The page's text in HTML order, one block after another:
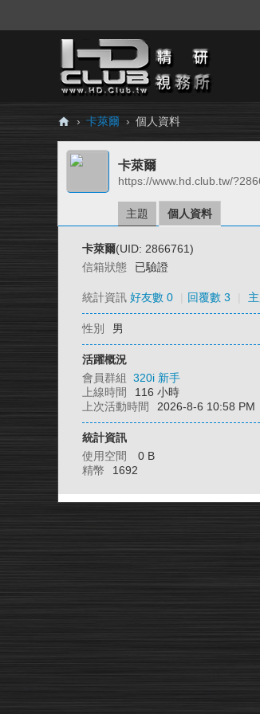
H
Cl
› 卡萊爾 › 個人資料
卡萊爾
https://www.hd.club.tw/
主題 個人資料
卡萊爾(UID: 2866761)
信箱狀態
已驗證
統計資訊 好友數 0 回覆數 3
性別 男
活躍概況
會員群組 320i 新手
上線時間
116 小時
上次活動時間
2026-8-6 10:58 PM
統計資訊
使用空間
0 B
精幣
1692